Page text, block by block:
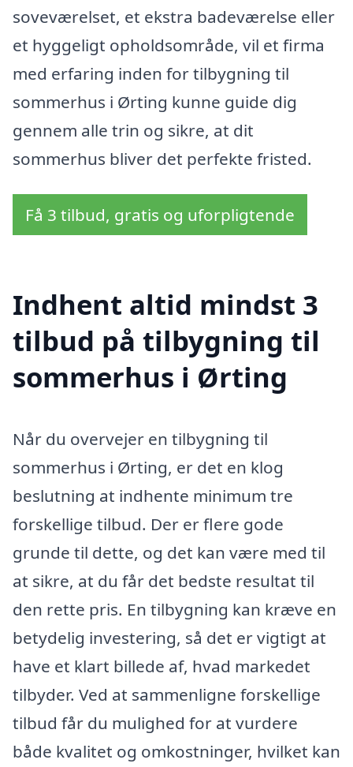
soveværelset, et ekstra badeværelse eller
et hyggeligt opholdsområde, vil et firma
med erfaring inden for tilbygning til
sommerhus i Ørting kunne guide dig
gennem alle trin og sikre, at dit
sommerhus bliver det perfekte fristed.
Få 3 tilbud, gratis og uforpligtende
Indhent altid mindst 3
tilbud på tilbygning til
sommerhus i Ørting
Når du overvejer en tilbygning til
sommerhus i Ørting, er det en klog
beslutning at indhente minimum tre
forskellige tilbud. Der er flere gode
grunde til dette, og det kan være med til
at sikre, at du får det bedste resultat til
den rette pris. En tilbygning kan kræve en
betydelig investering, så det er vigtigt at
have et klart billede af, hvad markedet
tilbyder. Ved at sammenligne forskellige
tilbud får du mulighed for at vurdere
både kvalitet og omkostninger, hvilket kan